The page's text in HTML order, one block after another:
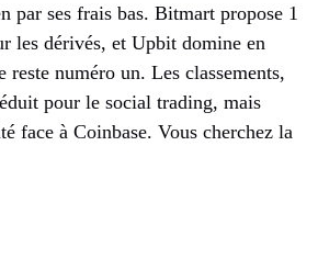
ses frais bas. Bitmart propose 1
les dérivés, et Upbit domine en
numéro un. Les classements,
pour le social trading, mais
face à Coinbase. Vous cherchez la